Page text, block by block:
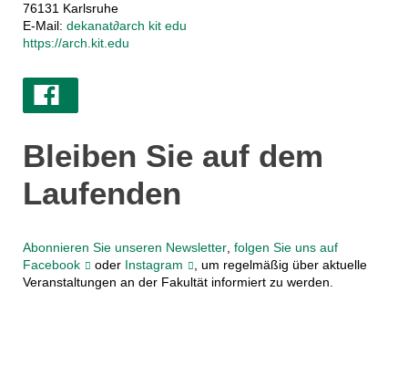
76131 Karlsruhe
E-Mail: dekanat∂arch kit edu
https://arch.kit.edu
Bleiben Sie auf dem
Laufenden
Abonnieren Sie unseren Newsletter, folgen Sie uns auf
Facebook
oder Instagram
, um regelmäßig über aktuelle
Veranstaltungen an der Fakultät informiert zu werden.